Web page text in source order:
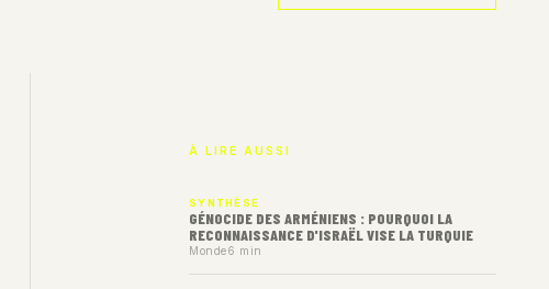
À LIRE AUSSI
SYNTHÈSE
GÉNOCIDE DES ARMÉNIENS : POURQUOI LA
RECONNAISSANCE D'ISRAËL VISE LA TURQUIE
Monde6 min